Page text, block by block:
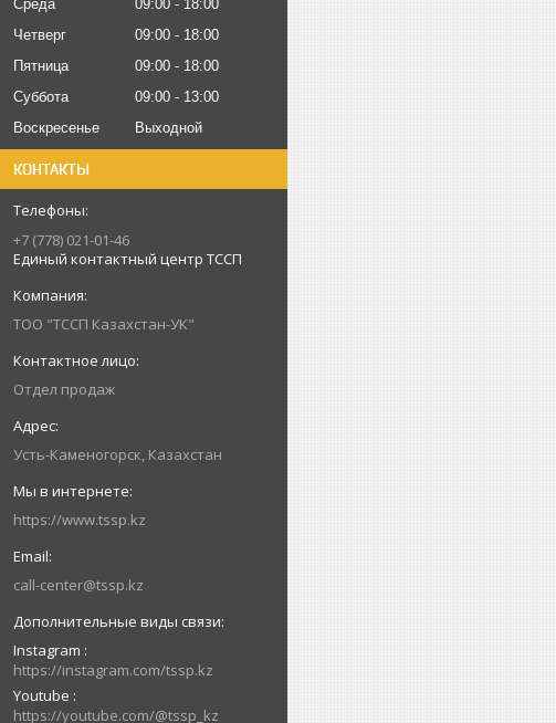
Среда
09:00
18:00
Четверг
09:00
18:00
Пятница
09:00
18:00
Суббота
09:00
13:00
Воскресенье
Выходной
КОНТАКТЫ
+7 (778) 021-01-46
Единый контактный центр ТССП
ТОО "ТССП Казахстан-УК"
Отдел продаж
Усть-Каменогорск, Казахстан
https://www.tssp.kz
call-center@tssp.kz
Instagram
https://instagram.com/tssp.kz
Youtube
https://youtube.com/@tssp_kz